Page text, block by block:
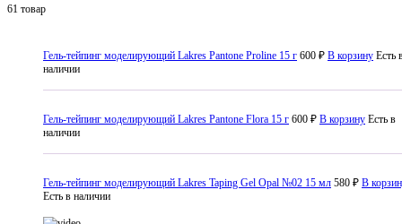
61 товар
Гель-тейпинг моделирующий Lakres Pantone Proline 15 г 600 ₽ В корзину Есть
наличии
Гель-тейпинг моделирующий Lakres Pantone Flora 15 г 600 ₽ В корзину Есть в
наличии
Гель-тейпинг моделирующий Lakres Taping Gel Opal №02 15 мл 580 ₽ В
Есть в наличии